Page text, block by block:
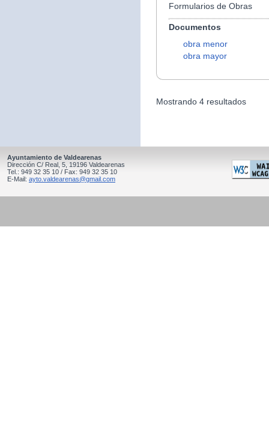
Formularios de Obras
Documentos
obra menor
obra mayor
Mostrando 4 resultados
Ayuntamiento de Valdearenas
Dirección C/ Real, 5, 19196 Valdearenas
Tel.: 949 32 35 10 / Fax: 949 32 35 10
E-Mail: ayto.valdearenas@gmail.com